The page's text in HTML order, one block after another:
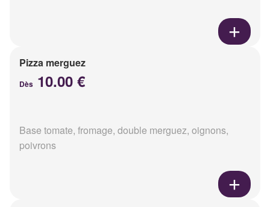
Pizza merguez
Dès 10.00 €
Base tomate, fromage, double merguez, oignons,
poivrons